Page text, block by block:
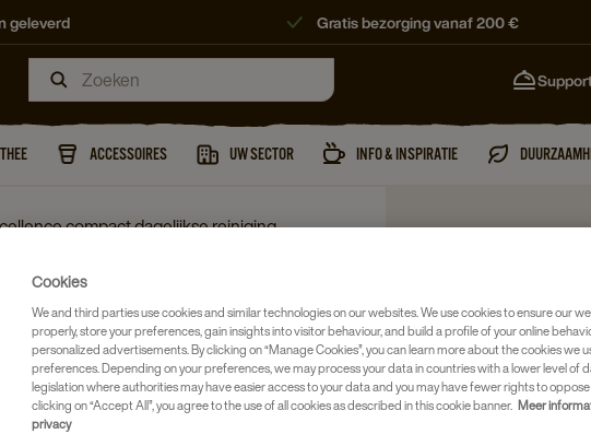
geleverd Gratis bezorging vanaf 200 €
THEE ACCESSOIRES UW SECTOR INFO & INSPIRATIE
compact dagelijkse reiniging
te
Cookies
We and third parties use cookies and similar technologies on our websites. We use cookies to ensure our
properly, store your preferences, gain insights into visitor behaviour, and build a profile of your online
personalized advertisements. By clicking on “Manage Cookies”, you can learn more about the cookies we
preferences. Depending on your preferences, we may process your data in countries with a lower level of
legislation where authorities may have easier access to your data and you may have fewer rights to
clicking on “Accept All”, you agree to the use of all cookies as described in this cookie banner. Meer
privacy